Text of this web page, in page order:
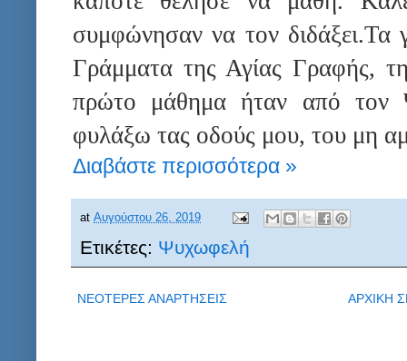
συμφώνησαν να τον διδάξει.Τα
Γράμματα της Αγίας Γραφής,
πρώτο μάθημα ήταν από τον
φυλάξω τας οδούς μου, του μη
Διαβάστε περισσότερα »
at Αυγούστου 26, 2019
Ετικέτες: Ψυχωφελή
ΝΕΟΤΕΡΕΣ ΑΝΑΡΤΗΣΕΙΣ ΑΡΧΙΚΗ